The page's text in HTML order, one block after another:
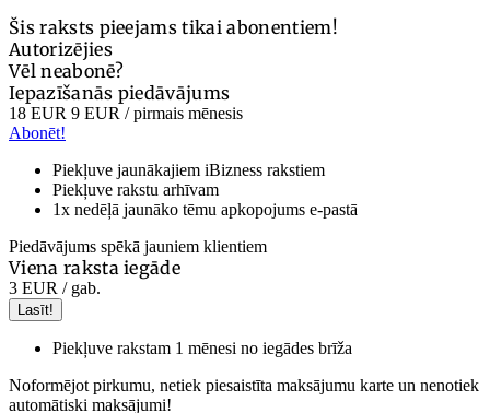
Šis raksts pieejams tikai abonentiem!
Autorizējies
Vēl neabonē?
Iepazīšanās piedāvājums
18 EUR 9 EUR / pirmais mēnesis
Abonēt!
Piekļuve jaunākajiem iBizness rakstiem
Piekļuve rakstu arhīvam
1x nedēļā jaunāko tēmu apkopojums e-pastā
Piedāvājums spēkā jauniem klientiem
Viena raksta iegāde
3 EUR / gab.
Lasīt!
Piekļuve rakstam 1 mēnesi no iegādes brīža
Noformējot pirkumu, netiek piesaistīta maksājumu karte un nenotiek
automātiski maksājumi!